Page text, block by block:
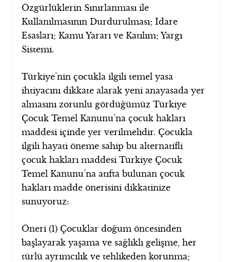
Özgürlüklerin Sınırlanması ile
Kullanılmasının Durdurulması; İdare
Esasları; Kamu Yararı ve Katılım; Yargı
Sistemi.
Türkiye’nin çocukla ilgili temel yasa
ihtiyacını dikkate alarak yeni anayasada yer
almasını zorunlu gördüğümüz Türkiye
Çocuk Temel Kanunu’na çocuk hakları
maddesi içinde yer verilmelidir. Çocukla
ilgili hayati öneme sahip bu alternatifli
çocuk hakları maddesi Türkiye Çocuk
Temel Kanunu’na atıfta bulunan çocuk
hakları madde önerisini dikkatinize
sunuyoruz:
Öneri (1) Çocuklar doğum öncesinden
başlayarak yaşama ve sağlıklı gelişme, her
türlü ayrımcılık ve tehlikeden korunma;